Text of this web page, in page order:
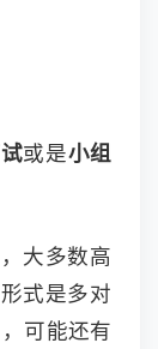
或是小组
大多数高
式是多对
可能还有